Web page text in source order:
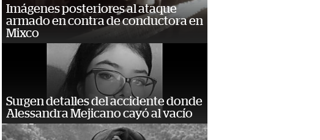
Imágenes posteriores al ataque
armado en contra de conductora en
Mixco
Surgen detalles del accidente donde
Alessandra Mejicano cayó al vacío